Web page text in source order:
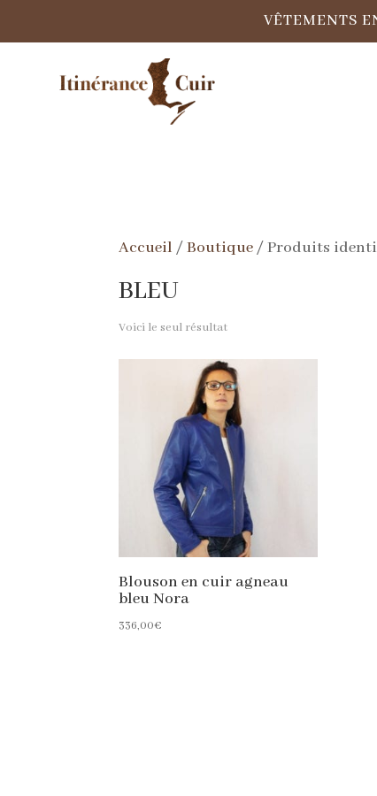
VÊTEMENTS
Accueil /Boutique / Produits
BLEU
Voici le seul résultat
Blouson en cuir agneau
bleu Nora
336,00€